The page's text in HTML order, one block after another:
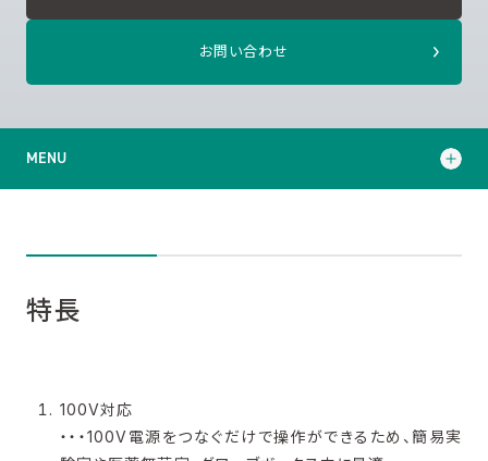
お問い合わせ
MENU
特長
100V対応
・・・100V電源をつなぐだけで操作ができるため、簡易実